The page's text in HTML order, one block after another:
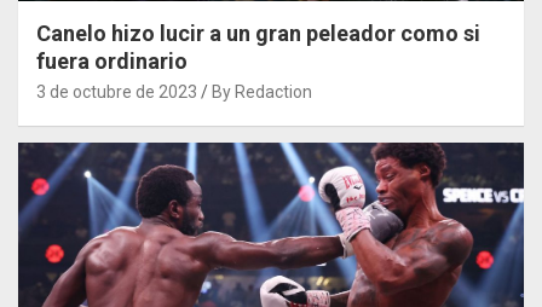
Canelo hizo lucir a un gran peleador como si
fuera ordinario
3 de octubre de 2023 By Redaction